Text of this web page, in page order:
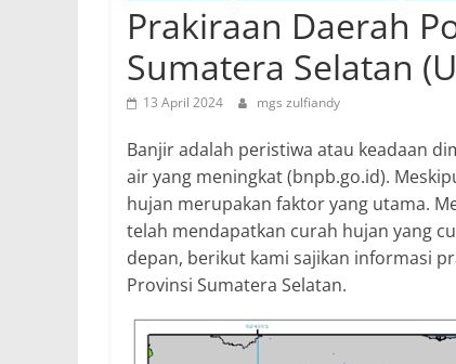
BMKG
Sumatera
Selatan
Prakiraan Daerah
Sumatera Selatan
13 April 2024 mgs zulfiandy
Banjir adalah peristiwa atau keadaan
air yang meningkat (bnpb.go.id).
hujan merupakan faktor yang utama.
telah mendapatkan curah hujan yang
depan, berikut kami sajikan informasi
Provinsi Sumatera Selatan.